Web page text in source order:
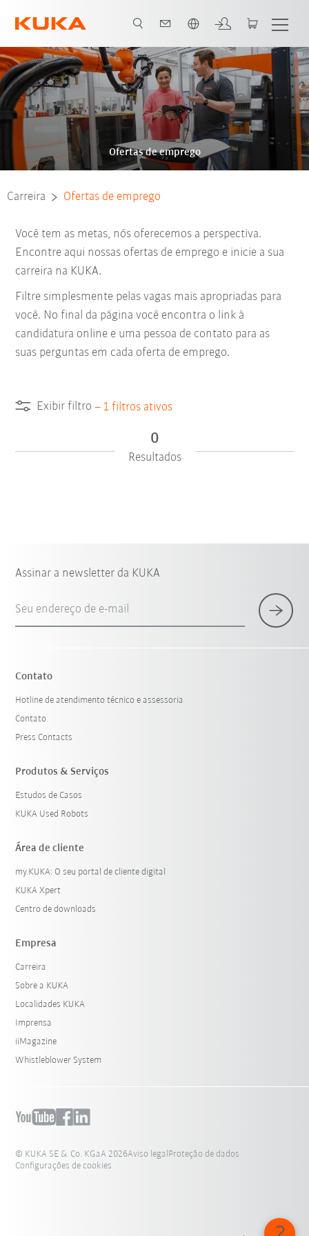
Ofertas de emprego
Carreira Ofertas de emprego
Você tem as metas, nós oferecemos a perspectiva.
Encontre aqui nossas ofertas de emprego e inicie a sua
carreira na KUKA.
Filtre simplesmente pelas vagas mais apropriadas para
você. No final da página você encontra o link à
candidatura online e uma pessoa de contato para as
suas perguntas em cada oferta de emprego.
Exibir filtro – 1 filtros ativos
Resetar filtro
0
Resultados
Assinar a newsletter da KUKA
Seu endereço de e-mail
Contato
Hotline de atendimento técnico e assessoria
Contato
Press Contacts
Produtos & Serviços
Estudos de Casos
KUKA Used Robots
Área de cliente
my.KUKA: O seu portal de cliente digital
KUKA Xpert
Centro de downloads
Empresa
Carreira
Sobre a KUKA
Localidades KUKA
Imprensa
iiMagazine
Whistleblower System
© KUKA SE & Co. KGaA 2026Aviso legalProteção de dados
Configurações de cookies